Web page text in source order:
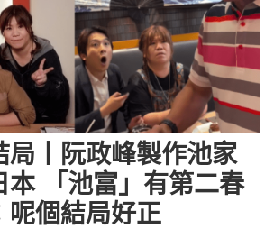
局丨阮政峰製作池家
本 「池富」有第二春
呢個結局好正